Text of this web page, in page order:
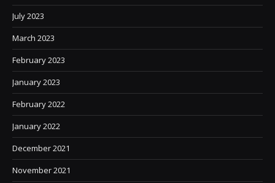
July 2023
March 2023
February 2023
January 2023
February 2022
January 2022
December 2021
November 2021